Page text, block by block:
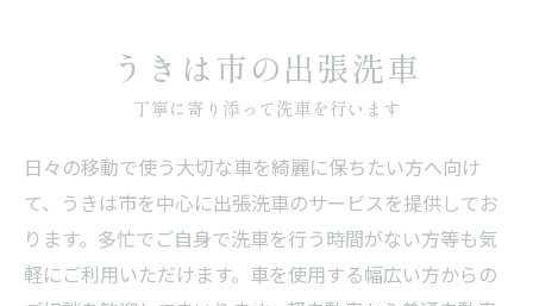
うきは市の出張洗車
丁寧に寄り添って洗車を行います
日々の移動で使う大切な車を綺麗に保ちたい方へ向け
て、うきは市を中心に出張洗車のサービスを提供してお
ります。多忙でご自身で洗車を行う時間がない方等も気
軽にご利用いただけます。車を使用する幅広い方からの